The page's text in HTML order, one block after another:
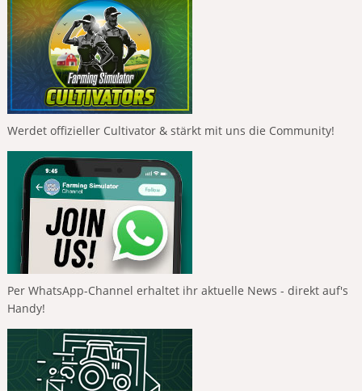
Werdet offizieller Cultivator & stärkt mit uns die Community!
Per WhatsApp-Channel erhaltet ihr aktuelle News - direkt auf's
Handy!